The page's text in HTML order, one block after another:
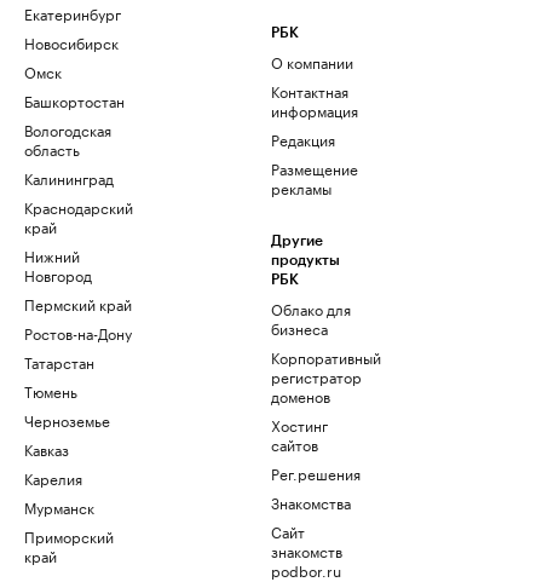
Екатеринбург
Новосибирск
Омск
Башкортостан
Вологодская
область
Калининград
Краснодарский
край
Нижний
Новгород
Пермский край
Ростов-на-Дону
Татарстан
Тюмень
Черноземье
Кавказ
Карелия
Мурманск
Приморский
край
РБК
О компании
Контактная
информация
Редакция
Размещение
рекламы
Другие
продукты
РБК
Облако для
бизнеса
Корпоративный
регистратор
доменов
Хостинг
сайтов
Рег.решения
Знакомства
Сайт
знакомств
podbor.ru